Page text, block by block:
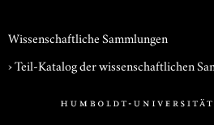
Wissenschaftliche Sammlungen
› Teil-Katalog der wissenschaftlichen